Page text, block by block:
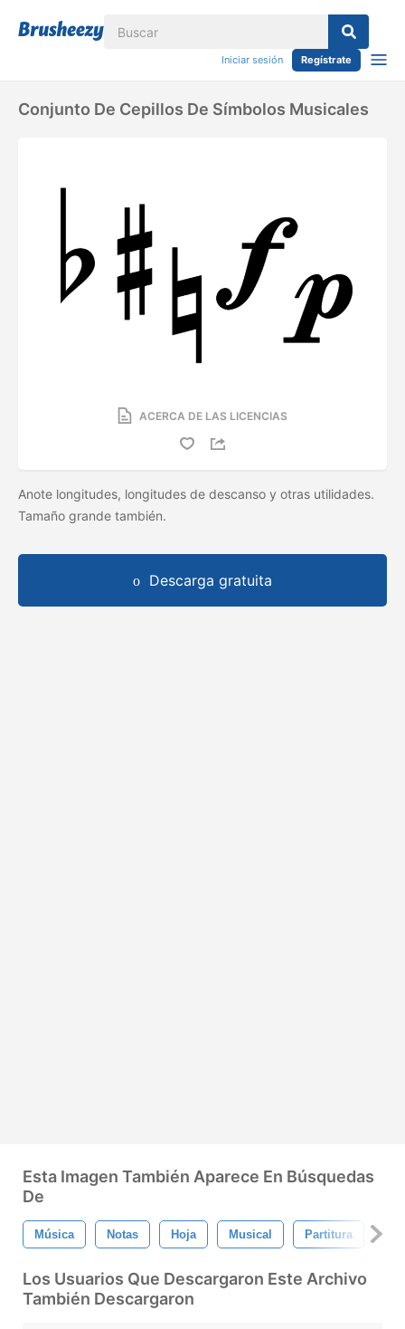
Iniciar sesión Regístrate
Conjunto De Cepillos De Símbolos Musicales
ACERCA DE LAS LICENCIAS
Anote longitudes, longitudes de descanso y otras utilidades.
Tamaño grande también.
Descarga gratuita
Esta Imagen También Aparece En Búsquedas
De
Música Notas Hoja Musical Partitura
Los Usuarios Que Descargaron Este Archivo
También Descargaron